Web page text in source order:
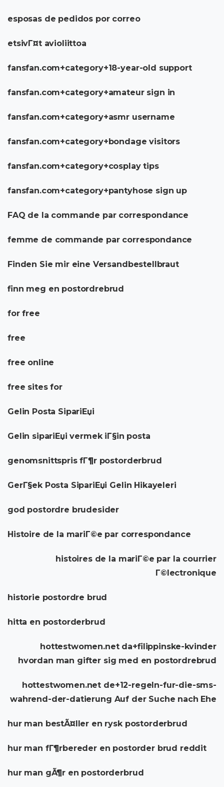
esposas de pedidos por correo
etsivГ¤t avioliittoa
fansfan.com+category+18-year-old support
fansfan.com+category+amateur sign in
fansfan.com+category+asmr username
fansfan.com+category+bondage visitors
fansfan.com+category+cosplay tips
fansfan.com+category+pantyhose sign up
FAQ de la commande par correspondance
femme de commande par correspondance
Finden Sie mir eine Versandbestellbraut
finn meg en postordrebrud
for free
free
free online
free sites for
Gelin Posta SipariЕџi
Gelin sipariЕџi vermek iГ§in posta
genomsnittspris fГ¶r postorderbrud
GerГ§ek Posta SipariЕџi Gelin Hikayeleri
god postordre brudesider
Histoire de la mariГ©e par correspondance
histoires de la mariГ©e par la courrier
Г©lectronique
historie postordre brud
hitta en postorderbrud
hottestwomen.net da+filippinske-kvinder
hvordan man gifter sig med en postordrebrud
hottestwomen.net de+12-regeln-fur-die-sms-
wahrend-der-datierung Auf der Suche nach Ehe
hur man bestÃ¤ller en rysk postorderbrud
hur man fГ¶rbereder en postorder brud reddit
hur man gÃ¶r en postorderbrud